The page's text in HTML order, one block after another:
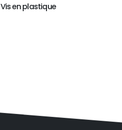
Vis en plastique